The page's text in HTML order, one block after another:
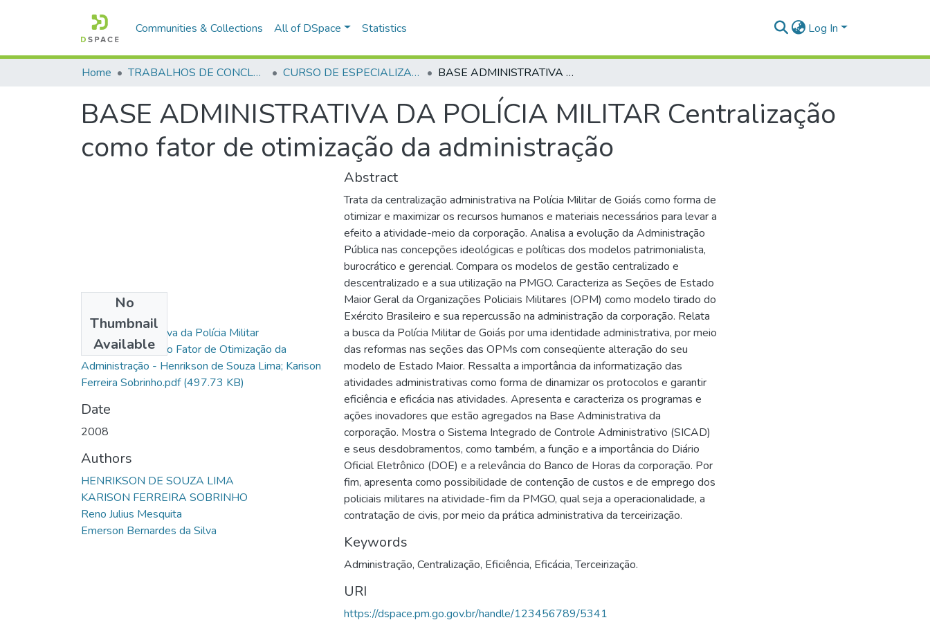
Communities & Collections All of DSpace Statistics Log In
Home TRABALHOS DE CONCLUSÃO DE CURSO - CEGESP (CURSO DE ESPECIALIZAÇÃO EM GERENCIAMENTO EM SEGURANÇA PÚBLICA) CURSO DE ESPECIALIZAÇÃO EM GERENCIAMENTO EM SEGURANÇA PÚBLICA - CEGESP - 2008 BASE ADMINISTRATIVA DA POLÍCIA MILITAR Centralização como fator de otimização da administração
BASE ADMINISTRATIVA DA POLÍCIA MILITAR Centralização
como fator de otimização da administração
No
Thumbnail
Available
Base Administrativa da Polícia Militar
Centralização como Fator de Otimização da
Administração - Henrikson de Souza Lima; Karison
Ferreira Sobrinho.pdf(497.73 KB)
Date
2008
Authors
HENRIKSON DE SOUZA LIMA
KARISON FERREIRA SOBRINHO
Reno Julius Mesquita
Emerson Bernardes da Silva
Abstract
Trata da centralização administrativa na Polícia Militar de Goiás como forma de
otimizar e maximizar os recursos humanos e materiais necessários para levar a
efeito a atividade-meio da corporação. Analisa a evolução da Administração
Pública nas concepções ideológicas e políticas dos modelos patrimonialista,
burocrático e gerencial. Compara os modelos de gestão centralizado e
descentralizado e a sua utilização na PMGO. Caracteriza as Seções de Estado
Maior Geral da Organizações Policiais Militares (OPM) como modelo tirado do
Exército Brasileiro e sua repercussão na administração da corporação. Relata
a busca da Polícia Militar de Goiás por uma identidade administrativa, por meio
das reformas nas seções das OPMs com conseqüente alteração do seu
modelo de Estado Maior. Ressalta a importância da informatização das
atividades administrativas como forma de dinamizar os protocolos e garantir
eficiência e eficácia nas atividades. Apresenta e caracteriza os programas e
ações inovadores que estão agregados na Base Administrativa da
corporação. Mostra o Sistema Integrado de Controle Administrativo (SICAD)
e seus desdobramentos, como também, a função e a importância do Diário
Oficial Eletrônico (DOE) e a relevância do Banco de Horas da corporação. Por
fim, apresenta como possibilidade de contenção de custos e de emprego dos
policiais militares na atividade-fim da PMGO, qual seja a operacionalidade, a
contratação de civis, por meio da prática administrativa da terceirização.
Keywords
Administração, Centralização, Eficiência, Eficácia,Terceirização.
URI
https://dspace.pm.go.gov.br/handle/123456789/5341